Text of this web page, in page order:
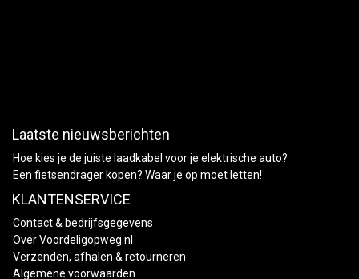
Laatste nieuwsberichten
Hoe kies je de juiste laadkabel voor je elektrische auto?
Een fietsendrager kopen? Waar je op moet letten!
KLANTENSERVICE
Contact & bedrijfsgegevens
Over Voordeligopweg.nl
Verzenden, afhalen & retourneren
Algemene voorwaarden